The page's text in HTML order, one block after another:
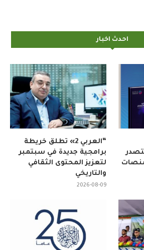
احدث اخبار
“العربي 2» تطلق خريطة
برامجية جديدة في سبتمبر
لتعزيز المحتوى الثقافي
والتاريخي
2026-08-09
منصات